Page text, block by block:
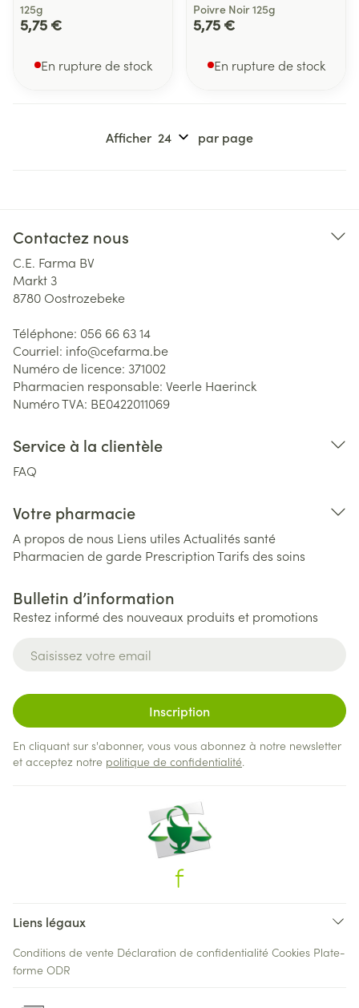
125g
5,75 €
En rupture de stock
Poivre Noir 125g
5,75 €
En rupture de stock
Afficher par page
Contactez nous
C.E. Farma BV
Markt 3
8780Oostrozebeke
Téléphone: 056 66 63 14
Courriel: info@cefarma.be
Numéro de licence: 371002
Pharmacien responsable: Veerle Haerinck
Numéro TVA: BE0422011069
Service à la clientèle
FAQ
Votre pharmacie
A propos de nous Liens utiles Actualités santé
Pharmacien de garde PrescriptionTarifs des soins
Bulletin d’information
Restez informé des nouveaux produits et promotions
Inscription
En cliquant sur s'abonner, vous vous abonnez à notre newsletter
et acceptez notre politique de confidentialité.
Liens légaux
Conditions de vente Déclaration de confidentialité Cookies Plate-
forme ODR